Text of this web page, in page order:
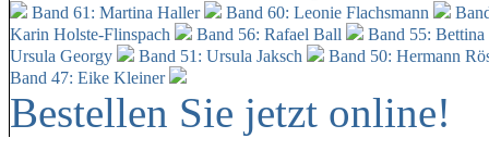
Band 61: Martina Haller
Band 60: Leonie Flachsmann
Karin Holste-Flinspach
Band 56: Rafael Ball
Band 55:
Ursula Georgy
Band 51: Ursula Jaksch Band 50: Hermann
Band 47: Eike Kleiner
Bestellen Sie jetzt online!